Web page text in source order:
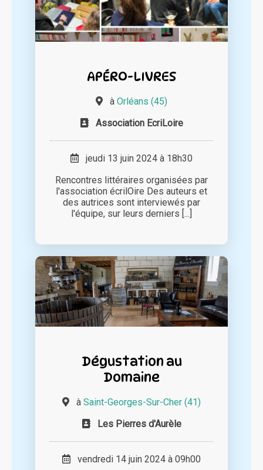
APÉRO-LIVRES
à Orléans (45)
Association EcriLoire
jeudi 13 juin 2024 à 18h30
Rencontres littéraires organisées par
l'association écrilOire Des auteurs et
des autrices sont interviewés par
l'équipe, sur leurs derniers [...]
Dégustation au
Domaine
à Saint-Georges-Sur-Cher (41)
Les Pierres d'Aurèle
vendredi 14 juin 2024 à 09h00